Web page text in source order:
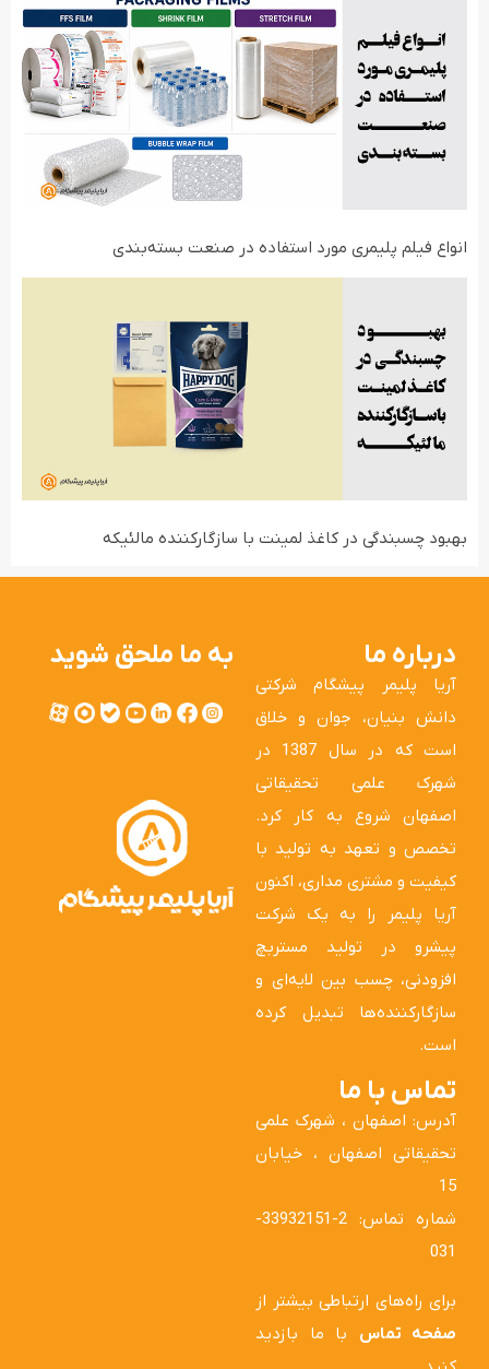
انواع فیلم‌ پلیمری مورد استفاده در صنعت بسته‌بندی
بهبود چسبندگی در کاغذ لمینت با سازگارکننده مالئیکه
درباره ما
آریا پلیمر پیشگام شرکتی
دانش بنیان، جوان و خلاق
است که در سال 1387 در
شهرک علمی تحقیقاتی
اصفهان شروع به کار کرد.
تخصص و تعهد به تولید با
کیفیت و مشتری مداری، اکنون
آریا پلیمر را به یک شرکت
پیشرو در تولید مستربچ
افزودنی، چسب بین لایه‌ای و
سازگارکننده‌ها تبدیل کرده
است.
تماس با ما
آدرس: اصفهان ، شهرک علمی
تحقیقاتی اصفهان ، خیابان
15
شماره تماس: 2-33932151-
031
برای راه‌های ارتباطی بیشتر از
صفحه تماس با ما بازدید
به ما ملحق شوید